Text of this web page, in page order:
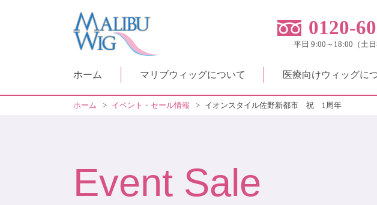
0120-
平日 9:00～18:00（土日
ホーム マリブウィッグについて 医療向けウィッグに
ホーム > イベント・セール情報 > イオンスタイル佐野新都市 祝 1周年
Event Sale